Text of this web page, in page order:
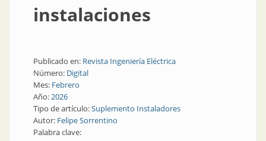
instalaciones
Publicado en: Revista Ingeniería Eléctrica
Número: Digital
Mes: Febrero
Año:2026
Tipo de artículo:Suplemento Instaladores
Autor: Felipe Sorrentino
Palabra clave: